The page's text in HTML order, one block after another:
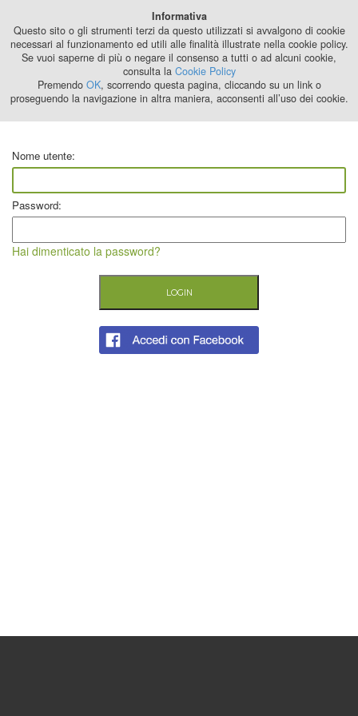
2024
Nome utente:
Password:
Hai dimenticato la password?
Informativa
Questo sito o gli strumenti terzi da questo utilizzati si avvalgono di cookie
necessari al funzionamento ed utili alle finalità illustrate nella cookie policy.
Se vuoi saperne di più o negare il consenso a tutti o ad alcuni cookie,
consulta la Cookie Policy
Premendo OK, scorrendo questa pagina, cliccando su un link o
proseguendo la navigazione in altra maniera, acconsenti all’uso dei cookie.